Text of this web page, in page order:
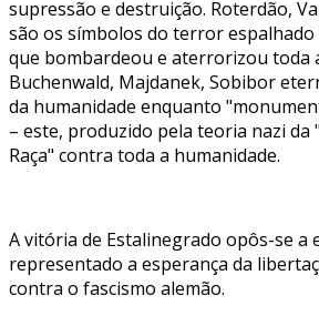
supressão e destruição. Roterdão,
são os símbolos do terror espalhado
que bombardeou e aterrorizou toda
Buchenwald, Majdanek, Sobibor
da humanidade enquanto
– este, produzido pela teoria nazi da
Raça" contra toda a humanidade.
A vitória de Estalinegrado opôs-se a
representado a esperança da
contra o fascismo alemão.